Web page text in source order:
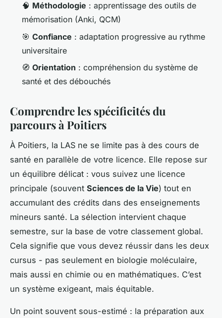
🧠 Méthodologie : apprentissage des outils de
mémorisation (Anki, QCM)
🎯 Confiance : adaptation progressive au rythme
universitaire
🧭 Orientation : compréhension du système de
santé et des débouchés
Comprendre les spécificités du
parcours à Poitiers
À Poitiers, la LAS ne se limite pas à des cours de
santé en parallèle de votre licence. Elle repose sur
un équilibre délicat : vous suivez une licence
principale (souvent Sciences de la Vie) tout en
accumulant des crédits dans des enseignements
mineurs santé. La sélection intervient chaque
semestre, sur la base de votre classement global.
Cela signifie que vous devez réussir dans les deux
cursus - pas seulement en biologie moléculaire,
mais aussi en chimie ou en mathématiques. C’est
un système exigeant, mais équitable.
Un point souvent sous-estimé : la préparation aux